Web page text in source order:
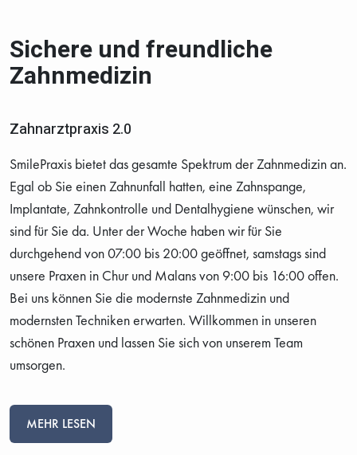
Sichere und freundliche
Zahnmedizin
Zahnarztpraxis 2.0
SmilePraxis bietet das gesamte Spektrum der Zahnmedizin an.
Egal ob Sie einen Zahnunfall hatten, eine Zahnspange,
Implantate, Zahnkontrolle und Dentalhygiene wünschen, wir
sind für Sie da. Unter der Woche haben wir für Sie
durchgehend von 07:00 bis 20:00 geöffnet, samstags sind
unsere Praxen in Chur und Malans von 9:00 bis 16:00 offen.
Bei uns können Sie die modernste Zahnmedizin und
modernsten Techniken erwarten. Willkommen in unseren
schönen Praxen und lassen Sie sich von unserem Team
umsorgen.
MEHR LESEN